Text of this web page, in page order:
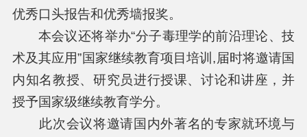
优秀口头报告和优秀墙报奖。
本会议还将举办“分子毒理学的前沿理论、技
术及其应用”国家继续教育项目培训,届时将邀请国
内知名教授、研究员进行授课、讨论和讲座，并
授予国家级继续教育学分。
此次会议将邀请国内外著名的专家就环境与